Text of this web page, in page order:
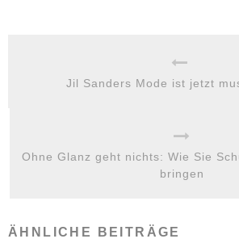
Jil Sanders Mode ist jetzt
Ohne Glanz geht nichts: Wie Sie
bringen
ÄHNLICHE BEITRÄGE